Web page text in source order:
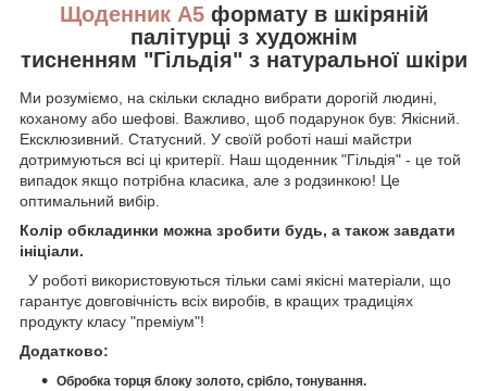
Щоденник А5формату в шкіряній
палітурці з художнім
тисненням "Гільдія" з натуральної шкіри
Ми розуміємо, на скільки складно вибрати дорогій людині,
коханому або шефові. Важливо, щоб подарунок був: Якісний.
Ексклюзивний. Статусний. У своїй роботі наші майстри
дотримуються всі ці критерії. Наш щоденник "Гільдія" - це той
випадок якщо потрібна класика, але з родзинкою! Це
оптимальний вибір.
Колір обкладинки можна зробити будь, а також завдати
ініціали.
У роботі використовуються тільки самі якісні матеріали, що
гарантує довговічність всіх виробів, в кращих традиціях
продукту класу "преміум"!
Додатково:
Обробка торця блоку золото, срібло, тонування.